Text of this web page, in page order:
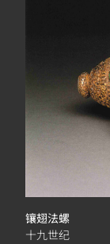
镶翅法螺
十九世纪